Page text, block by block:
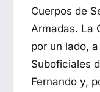
Cuerpos de
Armadas. La
por un lado,
Suboficiales
Fernando y,